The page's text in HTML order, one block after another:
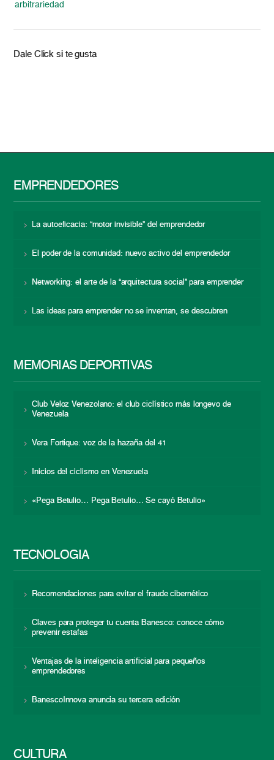
arbitrariedad
Dale Click si te gusta
EMPRENDEDORES
La autoeficacia: “motor invisible” del emprendedor
El poder de la comunidad: nuevo activo del emprendedor
Networking: el arte de la “arquitectura social” para emprender
Las ideas para emprender no se inventan, se descubren
MEMORIAS DEPORTIVAS
Club Veloz Venezolano: el club ciclístico más longevo de
Venezuela
Vera Fortique: voz de la hazaña del 41
Inicios del ciclismo en Venezuela
«Pega Betulio… Pega Betulio… Se cayó Betulio»
TECNOLOGÍA
Recomendaciones para evitar el fraude cibernético
Claves para proteger tu cuenta Banesco: conoce cómo
prevenir estafas
Ventajas de la inteligencia artificial para pequeños
emprendedores
BanescoInnova anuncia su tercera edición
CULTURA